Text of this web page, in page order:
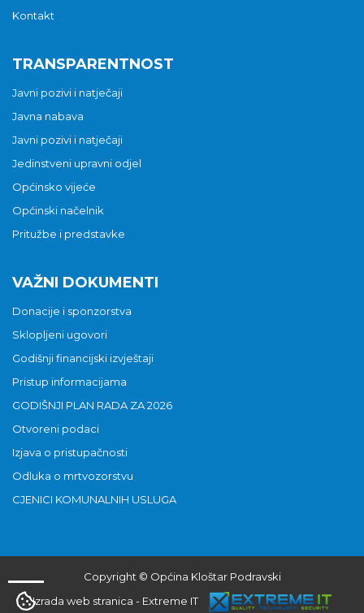
Kontakt
TRANSPARENTNOST
Javni pozivi i natječaji
Javna nabava
Javni pozivi i natječaji
Jedinstveni upravni odjel
Općinsko vijeće
Općinski načelnik
Pritužbe i predstavke
VAŽNI DOKUMENTI
Donacije i sponzorstva
Sklopljeni ugovori
Godišnji financijski izvještaji
Pristup informacijama
GODIŠNJI PLAN RADA ZA 2026
Otvoreni podaci
Izjava o pristupačnosti
Odluka o mrtvozorstvu
CJENICI KOMUNALNIH USLUGA
Copyright © Općina Kloštar Podravski
Izrada web stranica - Extreme IT